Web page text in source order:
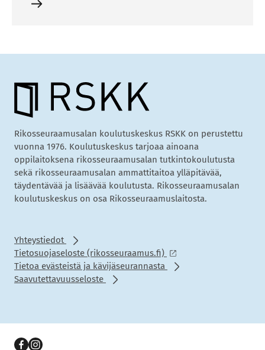
Rikosseuraamusalan koulutuskeskus RSKK on perustettu
vuonna 1976. Koulutuskeskus tarjoaa ainoana
oppilaitoksena rikosseuraamusalan tutkintokoulutusta
sekä rikosseuraamusalan ammattitaitoa ylläpitävää,
täydentävää ja lisäävää koulutusta. Rikosseuraamusalan
koulutuskeskus on osa Rikosseuraamuslaitosta.
Yhteystiedot
Tietosuojaseloste (rikosseuraamus.fi)
Tietoa evästeistä ja kävijäseurannasta
Saavutettavuusseloste